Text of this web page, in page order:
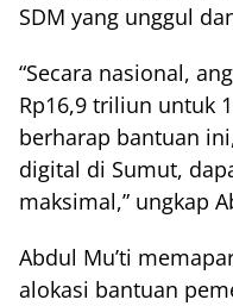
SDM yang unggul
“Secara nasional,
Rp16,9 triliun untuk
berharap bantuan
digital di Sumut,
maksimal,” ungkap
Abdul Mu’ti
alokasi bantuan